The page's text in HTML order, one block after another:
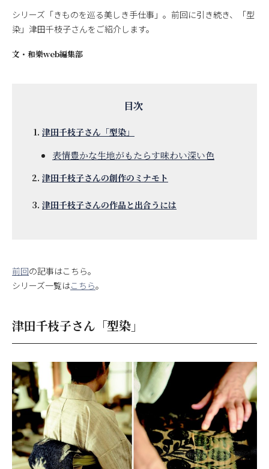
シリーズ「きものを巡る美しき手仕事」。前回に引き続き、「型
染」津田千枝子さんをご紹介します。
文・ 和樂web編集部
津田千枝子さん「型染」
表情豊かな生地がもたらす味わい深い色
津田千枝子さんの創作のミナモト
津田千枝子さんの作品と出合うには
前回の記事はこちら。
シリーズ一覧はこちら。
津田千枝子さん「型染」